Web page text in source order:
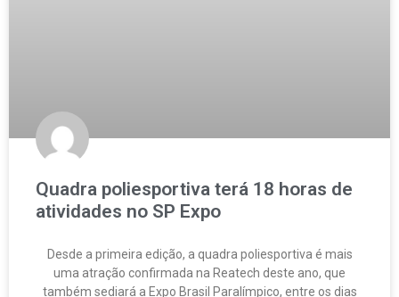
Quadra poliesportiva terá 18 horas de
atividades no SP Expo
Desde a primeira edição, a quadra poliesportiva é mais
uma atração confirmada na Reatech deste ano, que
também sediará a Expo Brasil Paralímpico, entre os dias